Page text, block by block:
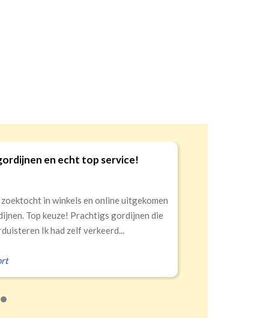
service!
uitgekomen
gordijnen die